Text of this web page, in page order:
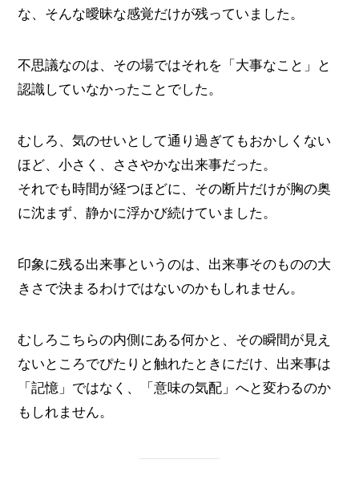
な、そんな曖昧な感覚だけが残っていました。
不思議なのは、その場ではそれを「大事なこと」と
認識していなかったことでした。
むしろ、気のせいとして通り過ぎてもおかしくない
ほど、小さく、ささやかな出来事だった。
それでも時間が経つほどに、その断片だけが胸の奥
に沈まず、静かに浮かび続けていました。
印象に残る出来事というのは、出来事そのものの大
きさで決まるわけではないのかもしれません。
むしろこちらの内側にある何かと、その瞬間が見え
ないところでぴたりと触れたときにだけ、出来事は
「記憶」ではなく、「意味の気配」へと変わるのか
もしれません。